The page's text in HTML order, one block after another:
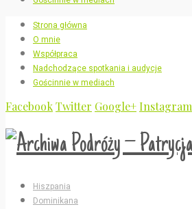
Strona główna
O mnie
Współpraca
Nadchodzące spotkania i audycje
Gościnnie w mediach
FacebookTwitter Google+Instagram
Hiszpania
Dominikana